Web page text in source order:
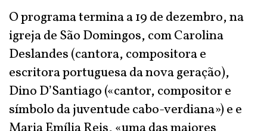
O programa termina a 19 de dezembro, na
igreja de São Domingos, com Carolina
Deslandes (cantora, compositora e
escritora portuguesa da nova geração),
Dino D’Santiago («cantor, compositor e
símbolo da juventude cabo-verdiana») e e